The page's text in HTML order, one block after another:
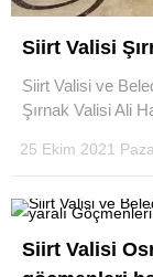
Siirt Valisi
Siirt Valisi ve
Şırnak Valisi Ali
25 Ekim 2021
Siirt Valisi